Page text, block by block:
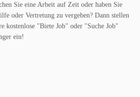
Sie eine Arbeit auf Zeit oder haben Sie
oder Vertretung zu vergeben? Dann stellen
kostenlose "Biete Job" oder "Suche Job"
ein!